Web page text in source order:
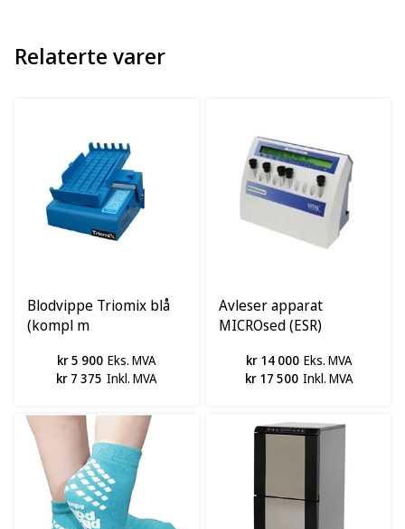
Relaterte varer
Blodvippe Triomix blå
(kompl m
kr 5 900 Eks. MVA
kr 7 375 Inkl. MVA
Avleser apparat
MICROsed (ESR)
kr 14 000 Eks. MVA
kr 17 500 Inkl. MVA